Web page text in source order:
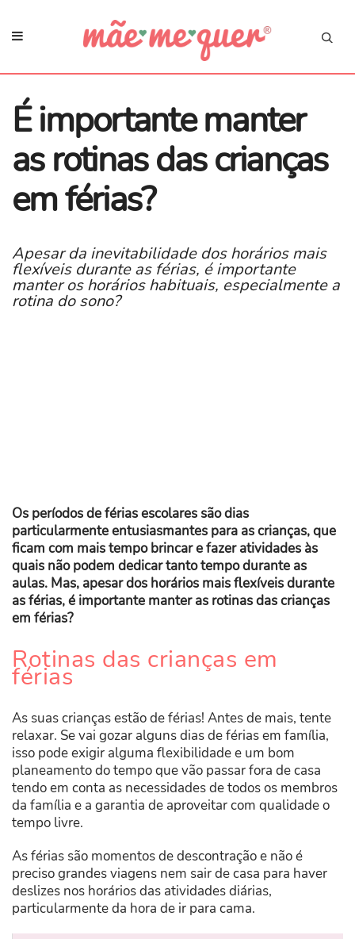
É importante manter
as rotinas das crianças
em férias?
Apesar da inevitabilidade dos horários mais
flexíveis durante as férias, é importante
manter os horários habituais, especialmente a
rotina do sono?
Os períodos de férias escolares são dias
particularmente entusiasmantes para as crianças, que
ficam com mais tempo brincar e fazer atividades às
quais não podem dedicar tanto tempo durante as
aulas. Mas, apesar dos horários mais flexíveis durante
as férias, é importante manter as rotinas das crianças
em férias?
Rotinas das crianças em
férias
As suas crianças estão de férias! Antes de mais, tente
relaxar. Se vai gozar alguns dias de férias em família,
isso pode exigir alguma flexibilidade e um bom
planeamento do tempo que vão passar fora de casa
tendo em conta as necessidades de todos os membros
da família e a garantia de aproveitar com qualidade o
tempo livre.
As férias são momentos de descontração e não é
preciso grandes viagens nem sair de casa para haver
deslizes nos horários das atividades diárias,
particularmente da hora de ir para cama.